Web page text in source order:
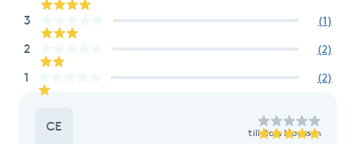
Damklippning
Dermapen
Diamantslipning
3 (1)
2 (2)
1 (2)
CE till Rola Moussan